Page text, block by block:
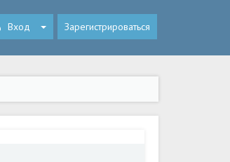
Вход Зарегистрироваться